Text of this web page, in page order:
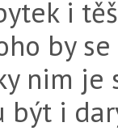
i
by
nim je
být i